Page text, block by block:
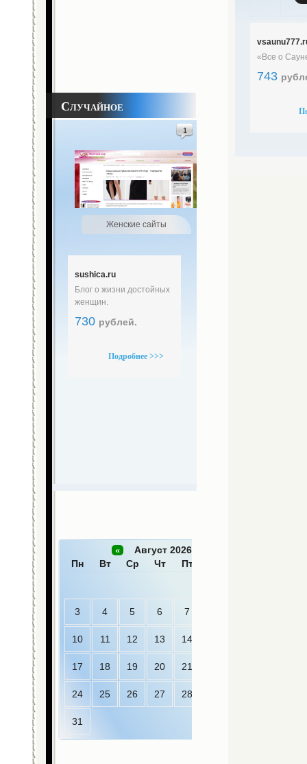
Случайное
Женские сайты
sushica.ru
Блог о жизни достойных
женщин.
730 рублей.
1
Подробнее >>>
« Август 2026 »
Пн
Вт Ср Чт Пт
3 4 5 6 7
10 11 12 13 14
17 18 19 20 21
24 25 26 27 28
31
«Все о
743